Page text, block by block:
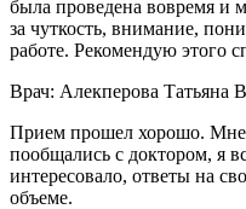
была проведена вовремя и
за чуткость, внимание,
работе. Рекомендую этого
Врач: Алекперова Татьяна
Прием прошел хорошо.
пообщались с доктором, я
интересовало, ответы на
объеме.